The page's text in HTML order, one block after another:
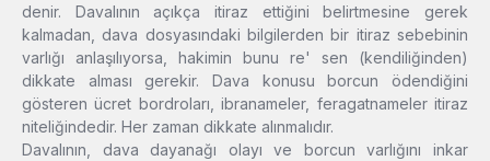
denir. Davalının açıkça itiraz ettiğini belirtmesine gerek
kalmadan, dava dosyasındaki bilgilerden bir itiraz sebebinin
varlığı anlaşılıyorsa, hakimin bunu re' sen (kendiliğinden)
dikkate alması gerekir. Dava konusu borcun ödendiğini
gösteren ücret bordroları, ibranameler, feragatnameler itiraz
niteliğindedir. Her zaman dikkate alınmalıdır.
Davalının, dava dayanağı olayı ve borcun varlığını inkar